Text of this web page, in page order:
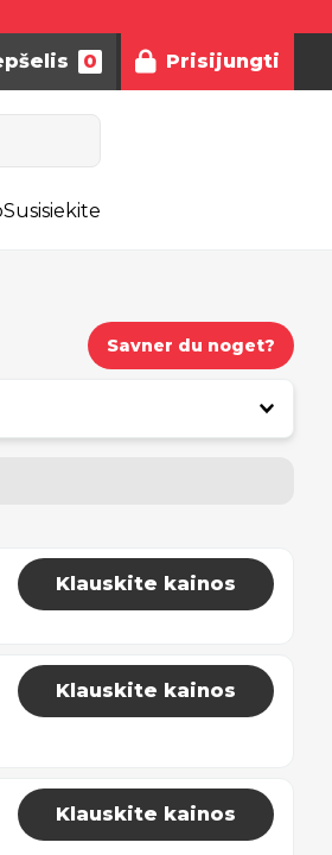
0 Prisijungti
Susisiekite
Savner du noget?
Klauskite kainos
Klauskite kainos
Klauskite kainos